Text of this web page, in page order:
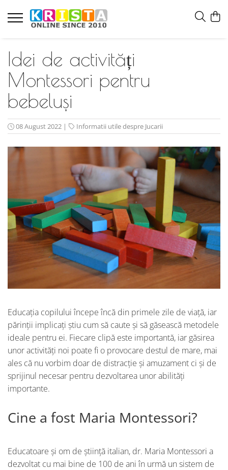
Idei de activități
Montessori pentru
bebeluși
08 August 2022 | Informatii utile despre Jucarii
Educația copilului începe încă din primele zile de viață, iar
părinții implicați știu cum să caute și să găsească metodele
ideale pentru ei. Fiecare clipă este importantă, iar găsirea
unor activități noi poate fi o provocare destul de mare, mai
ales că nu vorbim doar de distracție și amuzament ci și de
sprijinul necesar pentru dezvoltarea unor abilități
importante.
Cine a fost Maria Montessori?
Educatoare și om de știință italian, dr. Maria Montessori a
dezvoltat cu mai bine de 100 de ani în urmă un sistem de